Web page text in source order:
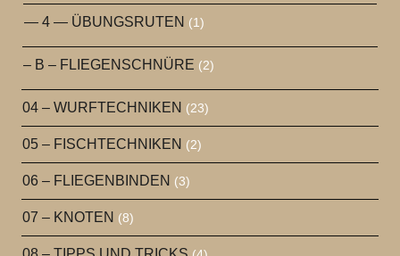
— 4 — ÜBUNGSRUTEN (1)
– B – FLIEGENSCHNÜRE (2)
04 – WURFTECHNIKEN (23)
05 – FISCHTECHNIKEN (2)
06 – FLIEGENBINDEN (3)
07 – KNOTEN (8)